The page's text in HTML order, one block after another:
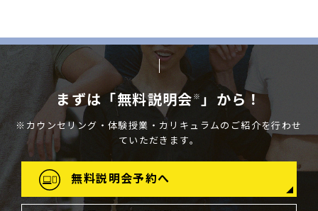
まずは「無料説明会 ※ 」から！
※カウンセリング・体験授業・カリキュラムのご紹介を行わせ
ていただきます。
無料説明会予約へ